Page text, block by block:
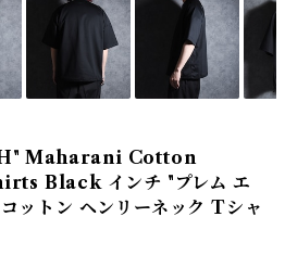
Maharani Cotton
Black インチ "プレム エ
ットン ヘンリーネック Tシャ